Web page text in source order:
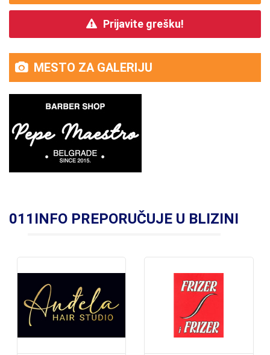
Prijavite grešku!
MESTO ZA GALERIJU
011INFO PREPORUČUJE U BLIZINI